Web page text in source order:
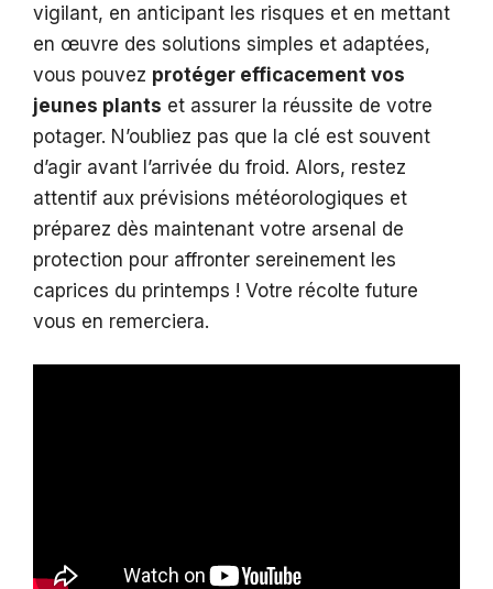
vigilant, en anticipant les risques et en mettant
en œuvre des solutions simples et adaptées,
vous pouvez protéger efficacement vos
jeunes plants et assurer la réussite de votre
potager. N’oubliez pas que la clé est souvent
d’agir avant l’arrivée du froid. Alors, restez
attentif aux prévisions météorologiques et
préparez dès maintenant votre arsenal de
protection pour affronter sereinement les
caprices du printemps ! Votre récolte future
vous en remerciera.